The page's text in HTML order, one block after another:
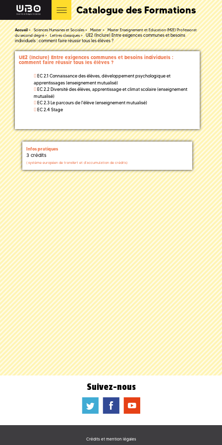
Catalogue des Formations
Accueil Sciences Humaines et Sociales Master
Master Enseignement et Education (M2E) Professorat
du second degré
Lettres classiques
UE2 (Inclure) Entre exigences communes et besoins
individuels : comment faire réussir tous les élèves ?
UE2 (Inclure) Entre exigences communes et besoins individuels :
comment faire réussir tous les élèves ?
EC 2.1 Connaissance des élèves, développement psychologique et
apprentissages (enseignement mutualisé)
EC 2.2 Diversité des élèves, apprentissage et climat scolaire (enseignement
mutualisé)
EC 2.3 Le parcours de l'élève (enseignement mutualisé)
EC 2.4 Stage
Infos pratiques
3 crédits
( système européen de transfert et d'accumulation de crédits)
Suivez-nous
a b f
Crédits et mention légales